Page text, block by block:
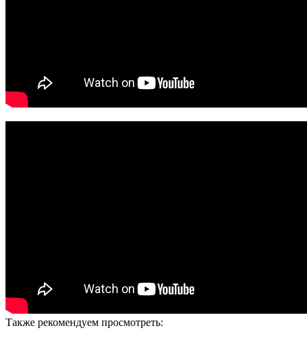
Также рекомендуем просмотреть: